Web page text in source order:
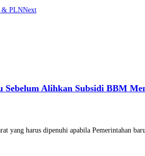
& PLNNext
Alihkan Subsidi BBM
yang harus dipenuhi apabila Pemerintahan